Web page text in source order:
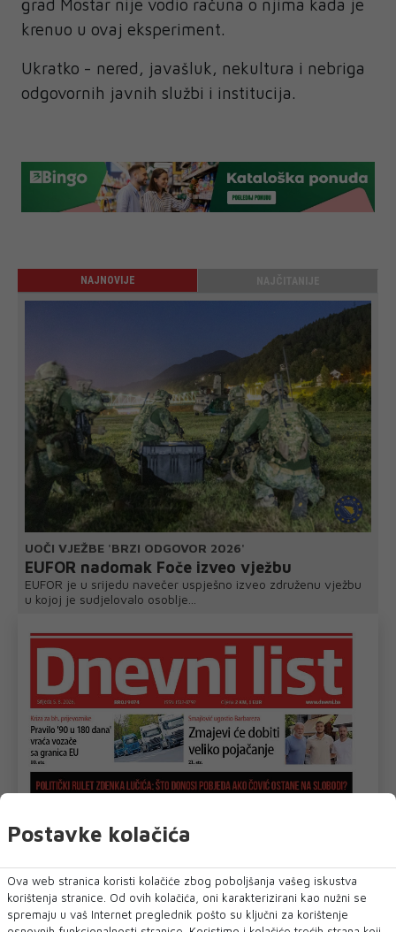
grad Mostar nije vodio računa o njima kada je
krenuo u ovaj eksperiment.
Ukratko - nered, javašluk, nekultura i nebriga
odgovornih javnih službi i institucija.
NAJNOVIJE
UOČI VJEŽBE 'BRZI ODGOVOR 2026'
EUFOR nadomak Foče izveo vježbu
EUFOR je u srijedu navečer uspješno izveo združenu vježbu
u kojoj je sudjelovalo osoblje...
Postavke kolačića
Ova web stranica koristi kolačiće zbog poboljšanja vašeg iskustva
korištenja stranice. Od ovih kolačića, oni karakterizirani kao nužni se
spremaju u vaš Internet preglednik pošto su ključni za korištenje